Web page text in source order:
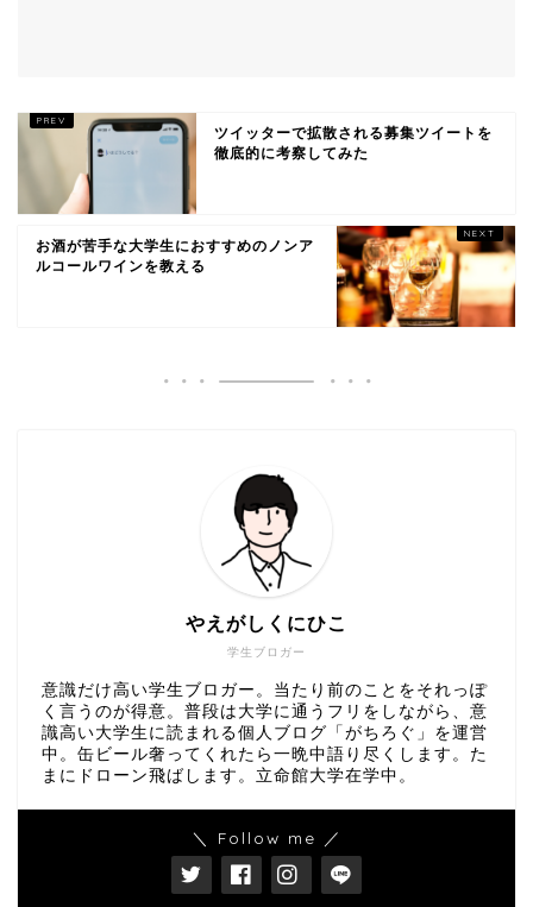
ツイッターで拡散される募集ツイートを
徹底的に考察してみた
お酒が苦手な大学生におすすめのノンア
ルコールワインを教える
学生ブロガー
やえがしくにひこ
意識だけ高い学生ブロガー。当たり前のことをそれっぽ
く言うのが得意。普段は大学に通うフリをしながら、意
識高い大学生に読まれる個人ブログ「がちろぐ」を運営
中。缶ビール奢ってくれたら一晩中語り尽くします。た
まにドローン飛ばします。立命館大学在学中。
＼ Follow me ／